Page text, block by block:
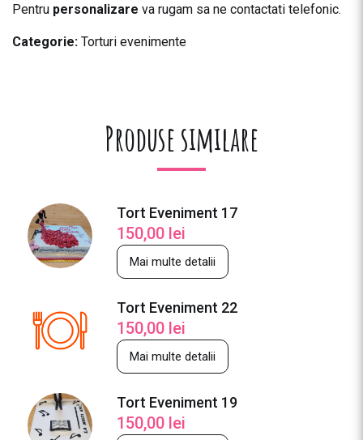
Pentru personalizare va rugam sa ne contactati telefonic.
Categorie: Torturi evenimente
Produse similare
Tort Eveniment 17
150,00 lei
Mai multe detalii
Tort Eveniment 22
150,00 lei
Mai multe detalii
Tort Eveniment 19
150,00 lei